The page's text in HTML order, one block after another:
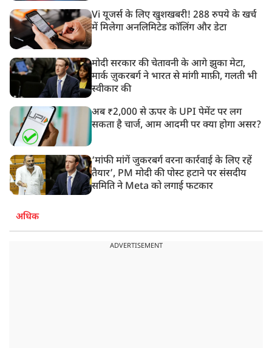
Vi यूजर्स के लिए खुशखबरी! 288 रुपये के खर्च
में मिलेगा अनलिमिटेड कॉलिंग और डेटा
मोदी सरकार की चेतावनी के आगे झुका मेटा,
मार्क ज़ुकरबर्ग ने भारत से मांगी माफ़ी, गलती भी
स्वीकार की
अब ₹2,000 से ऊपर के UPI पेमेंट पर लग
सकता है चार्ज, आम आदमी पर क्या होगा असर?
‘मांफी मांगें जुकरबर्ग वरना कार्रवाई के लिए रहें
तैयार’, PM मोदी की पोस्ट हटाने पर संसदीय
समिति ने Meta को लगाई फटकार
अधिक
ADVERTISEMENT